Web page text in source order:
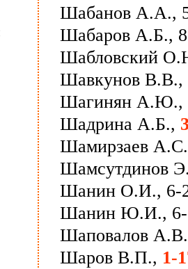
Шабанов А.А.,
Шабаров А.Б.,
Шабловский
Шавкунов В.В.,
Шагинян А.Ю.,
Шадрина А.Б.,
Шамирзаев
Шамсутдинов
Шанин О.И., 6-
Шанин Ю.И., 6-
Шаповалов
Шаров В.П., 1-